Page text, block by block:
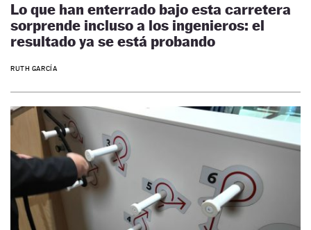
Lo que han enterrado bajo esta carretera
sorprende incluso a los ingenieros: el
resultado ya se está probando
RUTH GARCÍA